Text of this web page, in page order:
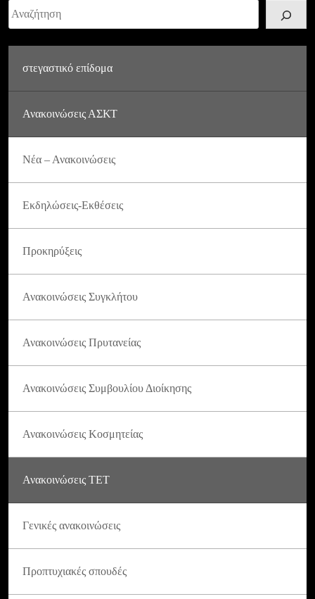
Αναζήτηση
στεγαστικό επίδομα
Ανακοινώσεις ΑΣΚΤ
Νέα – Ανακοινώσεις
Εκδηλώσεις-Εκθέσεις
Προκηρύξεις
Ανακοινώσεις Συγκλήτου
Ανακοινώσεις Πρυτανείας
Ανακοινώσεις Συμβουλίου Διοίκησης
Ανακοινώσεις Κοσμητείας
Ανακοινώσεις ΤΕΤ
Γενικές ανακοινώσεις
Προπτυχιακές σπουδές